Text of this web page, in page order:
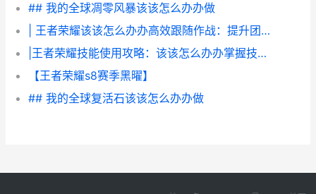
## 我的全球凋零风暴该该怎么办办做
| 王者荣耀该该怎么办办高效跟随作战：提升团队协作技巧
|王者荣耀技能使用攻略：该该怎么办办掌握技能的精髓|
【王者荣耀s8赛季黑曜】
## 我的全球复活石该该怎么办办做